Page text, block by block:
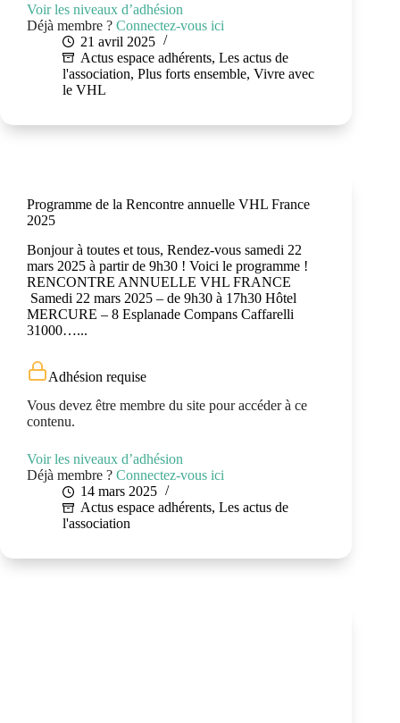
Voir les niveaux d’adhésion
Déjà membre ? Connectez-vous ici
21 avril 2025
Actus espace adhérents, Les actus de
l'association, Plus forts ensemble, Vivre avec
le VHL
Programme de la Rencontre annuelle VHL France
2025
Bonjour à toutes et tous, Rendez-vous samedi 22
mars 2025 à partir de 9h30 ! Voici le programme !
RENCONTRE ANNUELLE VHL FRANCE
Samedi 22 mars 2025 – de 9h30 à 17h30 Hôtel
MERCURE – 8 Esplanade Compans Caffarelli
31000…...
Adhésion requise
Vous devez être membre du site pour accéder à ce
contenu.
Voir les niveaux d’adhésion
Déjà membre ? Connectez-vous ici
14 mars 2025
Actus espace adhérents, Les actus de
l'association